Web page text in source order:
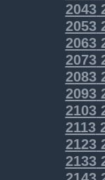
2043
2053
2063
2073
2083
2093
2103
2113
2123
2133